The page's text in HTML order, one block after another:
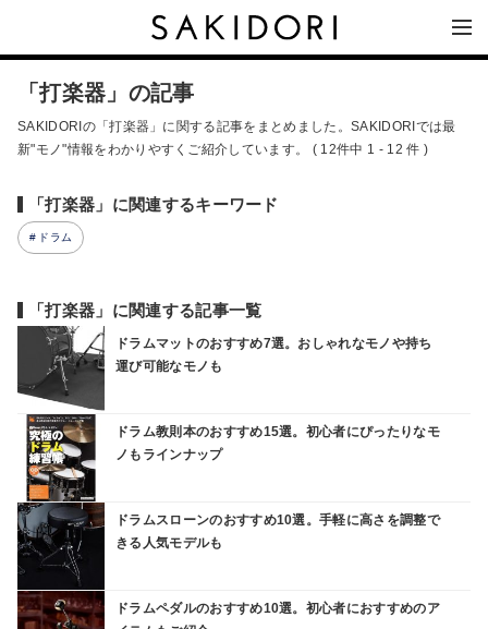
「打楽器」の記事
SAKIDORIの「打楽器」に関する記事をまとめました。SAKIDORIでは最
新"モノ"情報をわかりやすくご紹介しています。 ( 12件中 1 - 12 件 )
「打楽器」に関連するキーワード
ドラム
「打楽器」に関連する記事一覧
ドラムマットのおすすめ7選。おしゃれなモノや持ち
運び可能なモノも
ドラム教則本のおすすめ15選。初心者にぴったりなモ
ノもラインナップ
ドラムスローンのおすすめ10選。手軽に高さを調整で
きる人気モデルも
ドラムペダルのおすすめ10選。初心者におすすめのア